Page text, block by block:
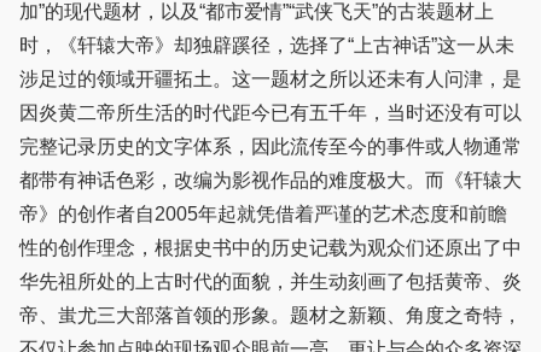
加”的现代题材，以及“都市爱情”“武侠飞天”的古装题材上
时，《轩辕大帝》却独辟蹊径，选择了“上古神话”这一从未
涉足过的领域开疆拓土。这一题材之所以还未有人问津，是
因炎黄二帝所生活的时代距今已有五千年，当时还没有可以
完整记录历史的文字体系，因此流传至今的事件或人物通常
都带有神话色彩，改编为影视作品的难度极大。而《轩辕大
帝》的创作者自2005年起就凭借着严谨的艺术态度和前瞻
性的创作理念，根据史书中的历史记载为观众们还原出了中
华先祖所处的上古时代的面貌，并生动刻画了包括黄帝、炎
帝、蚩尤三大部落首领的形象。题材之新颖、角度之奇特，